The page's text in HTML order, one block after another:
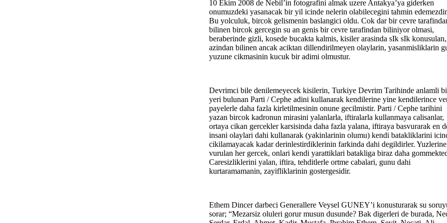
10 Ekim 2008 de Nebil’in fotografini almak uzere Antakya’ya giderken
onumuzdeki yasanacak bir yil icinde nelerin olabilecegini tahmin
Bu yolculuk, bircok gelismenin baslangici oldu. Cok dar bir cevre
bilinen bircok gercegin su an genis bir cevre tarafindan biliniyor olmasi,
beraberinde gizli, kosede bucakta kalmis, kisiler arasinda sIk sIk
azindan bilinen ancak aciktan dillendirilmeyen olaylarin, yasanmisliklarin
yuzune cikmasinin kucuk bir adimi olmustur.
Devrimci bile denilemeyecek kisilerin, Turkiye Devrim Tarihinde anlamli
yeri bulunan Parti / Cephe adini kullanarak kendilerine yine kendilerince
payelerle daha fazla kirletilmesinin onune gecilmistir. Parti / Cephe tarihini
yazan bircok kadronun mirasini yalanlarla, iftiralarla kullanmaya calisanlar,
ortaya cikan gercekler karsisinda daha fazla yalana, iftiraya basvurarak en
insani olaylari dahi kullanarak (yakinlarinin olumu) kendi batakliklarini
cikilamayacak kadar derinlestirdiklerinin farkinda dahi degildirler. Yuzlerine
vurulan her gercek, onlari kendi yarattiklari batakliga biraz daha
Caresizliklerini yalan, iftira, tehditlerle ortme cabalari, gunu dahi
kurtaramamanin, zayifliklarinin gostergesidir.
Ethem Dincer darbeci Generallere Veysel GUNEY’i konusturarak su
sorar; “Mezarsiz oluleri gorur musun dusunde? Bak digerleri de burada,